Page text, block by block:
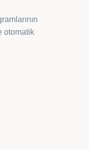
otomatik